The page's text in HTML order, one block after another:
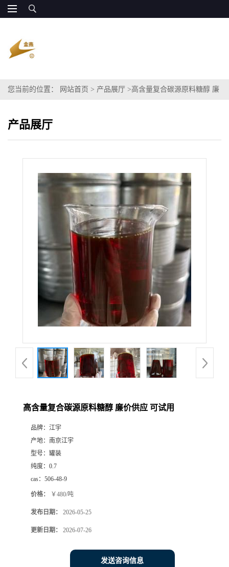
您当前的位置： 网站首页 > 产品展厅 >高含量复合碳源原料糖醇 廉
产品展厅
高含量复合碳源原料糖醇 廉价供应 可试用
品牌： 江宇
产地： 南京江宇
型号： 罐装
纯度： 0.7
cas： 506-48-9
价格： ￥480/吨
发布日期： 2026-05-25
更新日期： 2026-07-26
发送咨询信息